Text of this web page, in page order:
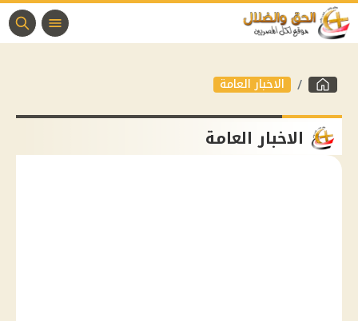
الاخبار العامة
الاخبار العامة